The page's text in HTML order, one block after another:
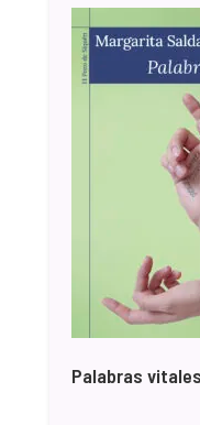
Palabras vitales